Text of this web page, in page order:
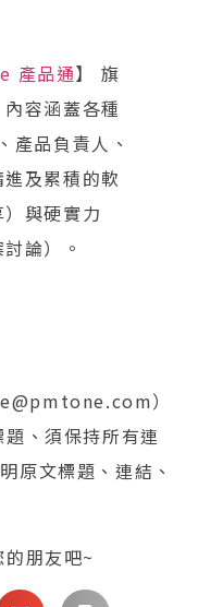
產品通】 旗
容涵蓋各種
產品負責人、
及累積的軟
與硬實力
論）。
）
、須保持所有連
原文標題、連結、
朋友吧~